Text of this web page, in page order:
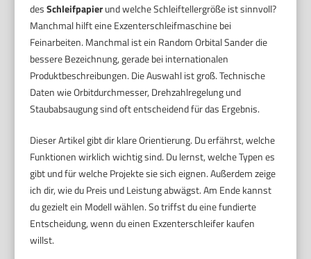
desSchleifpapierund welche Schleiftellergröße ist sinnvoll?
Manchmal hilft eine Exzenterschleifmaschine bei
Feinarbeiten. Manchmal ist ein Random Orbital Sander die
bessere Bezeichnung, gerade bei internationalen
Produktbeschreibungen. Die Auswahl ist groß. Technische
Daten wie Orbitdurchmesser, Drehzahlregelung und
Staubabsaugung sind oft entscheidend für das Ergebnis.
Dieser Artikel gibt dir klare Orientierung. Du erfährst, welche
Funktionen wirklich wichtig sind. Du lernst, welche Typen es
gibt und für welche Projekte sie sich eignen. Außerdem zeige
ich dir, wie du Preis und Leistung abwägst. Am Ende kannst
du gezielt ein Modell wählen. So triffst du eine fundierte
Entscheidung, wenn du einen Exzenterschleifer kaufen
willst.